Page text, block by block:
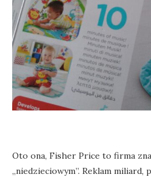
Oto ona, Fisher Price to firma
„niedzieciowym”. Reklam